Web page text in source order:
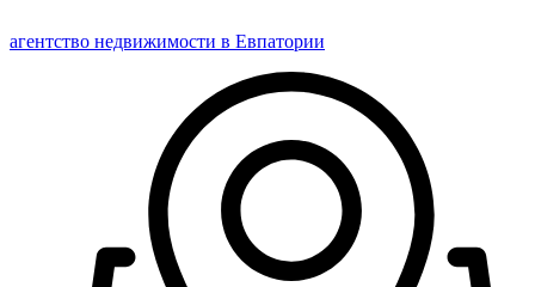
агентство недвижимости в Евпатории